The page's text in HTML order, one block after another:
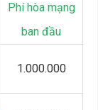
Phí hòa mạng
ban đầu
1.000.000